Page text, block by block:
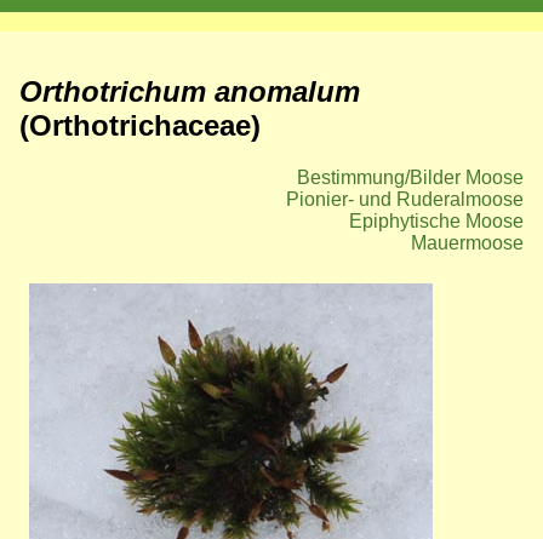
Orthotrichum anomalum
(Orthotrichaceae)
Bestimmung/Bilder Moose
Pionier- und Ruderalmoose
Epiphytische Moose
Mauermoose
Bild